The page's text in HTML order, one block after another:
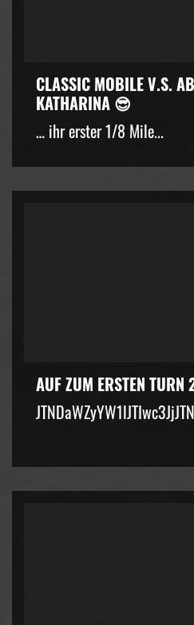
CLASSIC MOBILE V.S.
KATHARINA 😎
… ihr erster 1/8 Mile...
AUF ZUM ERSTEN